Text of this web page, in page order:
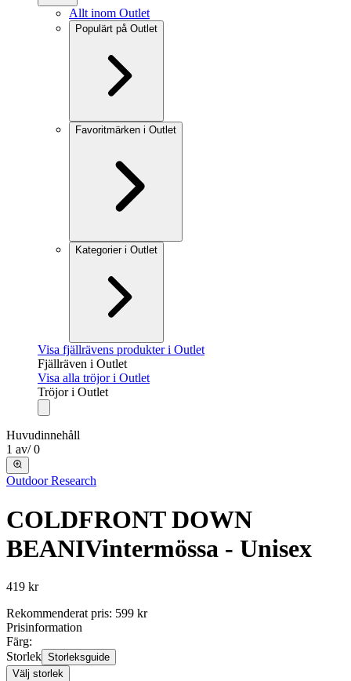
Allt inom Outlet
Populärt på Outlet
Favoritmärken i Outlet
Kategorier i Outlet
Visa fjällrävens produkter i Outlet
Fjällräven i Outlet
Visa alla tröjor i Outlet
Tröjor i Outlet
Huvudinnehåll
1 av/ 0
Outdoor Research
COLDFRONT DOWN
BEANIVintermössa - Unisex
419 kr
Rekommenderat pris: 599 kr
Prisinformation
Färg:
Storlek Storleksguide
Välj storlek